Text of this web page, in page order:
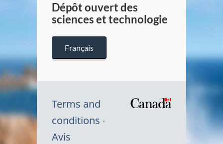
Dépôt ouvert des
sciences et technologie
Français
Terms and
conditions
Avis
Symbole